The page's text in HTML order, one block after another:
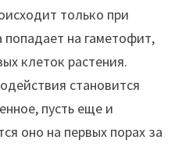
только при
на гаметофит,
клеток растения.
становится
пусть еще и
оно на первых порах за